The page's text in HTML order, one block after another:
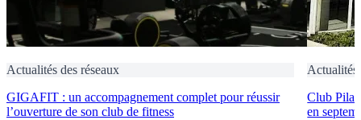
Actualités des réseaux
GIGAFIT : un accompagnement complet pour réussir
l’ouverture de son club de fitness
Actualités
Club
en